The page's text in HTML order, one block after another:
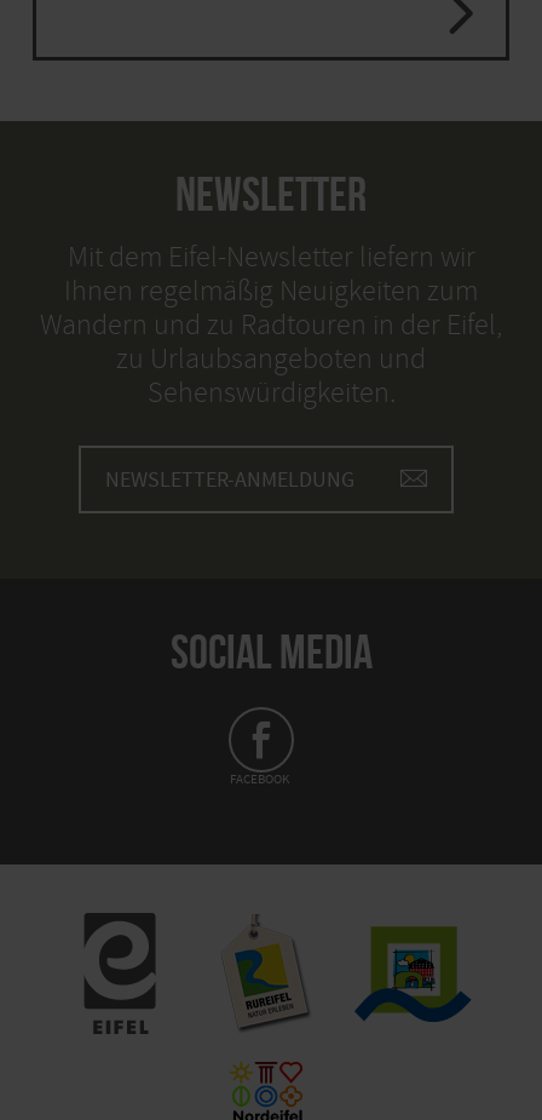
NEWSLETTER
Mit dem Eifel-Newsletter liefern wir
Ihnen regelmäßig Neuigkeiten zum
Wandern und zu Radtouren in der Eifel,
zu Urlaubsangeboten und
Sehenswürdigkeiten.
NEWSLETTER-ANMELDUNG
SOCIAL MEDIA
FACEBOOK